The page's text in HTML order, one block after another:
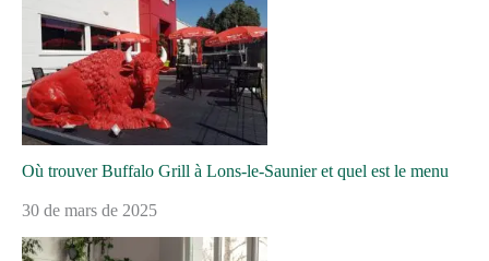
Où trouver Buffalo Grill à Lons-le-Saunier et quel est le menu
30 de mars de 2025